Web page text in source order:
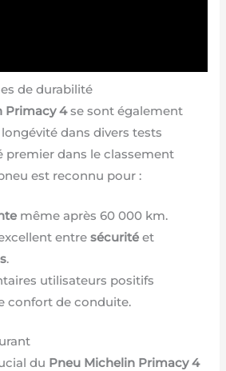
de durabilité
Primacy 4se sont également
dans divers tests
premier dans le classement
est reconnu pour :
même après 60 000 km.
entresécurité et
.
utilisateurs positifs
confort de conduite.
du Pneu Michelin Primacy 4